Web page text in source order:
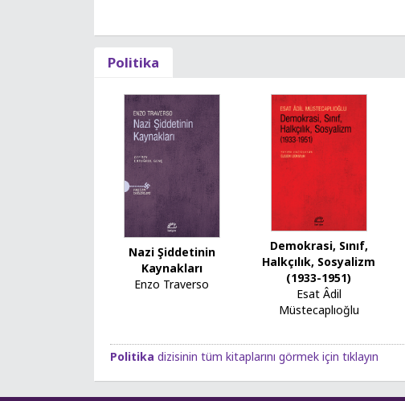
Politika
Nazi Şiddetinin
Kaynakları
Enzo Traverso
Demokrasi, Sınıf,
Halkçılık, Sosyalizm
(1933-1951)
Esat Âdil
Müstecaplıoğlu
Politika dizisinin tüm kitaplarını görmek için tıklayın